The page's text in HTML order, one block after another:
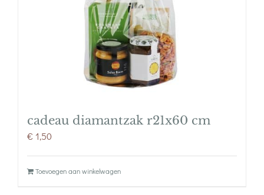
cadeau diamantzak r21x60 cm
€ 1,50
Toevoegen aan winkelwagen